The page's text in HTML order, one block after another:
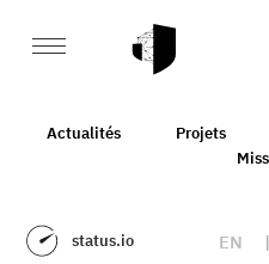
Actualités Projets
status.io EN |